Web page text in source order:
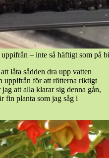
– inte så häftigt som på
låta sådden dra upp vatten
uppifrån för att rötterna riktigt
att alla klarar sig denna gån,
fin planta som jag såg i